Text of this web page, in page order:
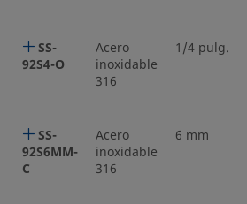
SS-
92S4-O
Acero
inoxidable
316
1/4 pulg.
SS-
92S6MM-
C
Acero
inoxidable
316
6 mm